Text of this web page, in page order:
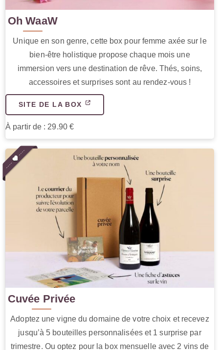
Oh WaaW
Unique en son genre, cette box pour femme axée sur le
bien-être holistique propose chaque mois une
immersion vers une destination de rêve. Thés, soins,
accessoires et surprises sont au rendez-vous !
SITE DE LA BOX
À partir de : 29.90 €
Cuvée Privée
Adoptez une vigne du domaine de votre choix et recevez
jusqu’à 5 bouteilles personnalisées et 1 surprise par
trimestre. Ou optez pour la box mensuelle avec 2 vins de